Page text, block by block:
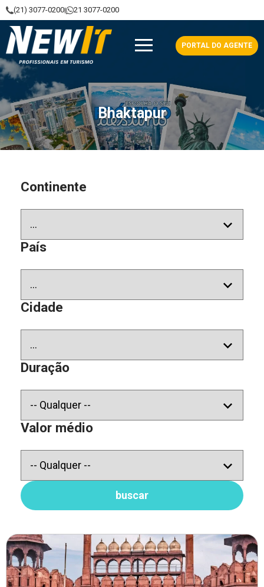
(21) 3077-0200 21 3077-0200
NewIt - Profissionais em Turismo
PORTAL DO AGENTE
Bhaktapur
Continente
País
Cidade
Duração
Valor médio
buscar